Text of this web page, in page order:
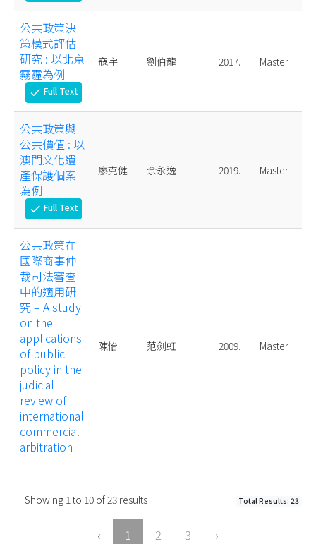
公共政策決
策模式評估
研究 : 以北京
霧霾為例
check Full Text
寇宇 劉伯龍 2017. Master
公共政策與
公共價值 : 以
澳門文化遺
產保護個案
為例
check Full Text
廖克健 余永逸 2019. Master
公共政策在
國際商事仲
裁司法審查
中的適用研
究 = A study
on the
applications
of public
policy in the
judicial
review of
international
commercial
arbitration
陳怡 范劍虹 2009. Master
Total Results: 23
Showing 1to 10 of23 results
‹ 1 2 3 ›